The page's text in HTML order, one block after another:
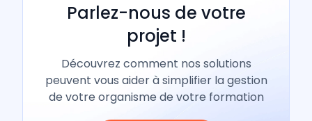
Parlez-nous de votre
projet !
Découvrez comment nos solutions
peuvent vous aider à simplifier la gestion
de votre organisme de votre formation